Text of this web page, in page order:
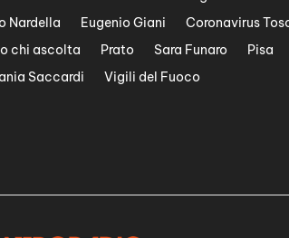
Nardella
Eugenio Giani Coronavirus
chi ascolta
Prato Sara Funaro Pisa
Saccardi
Vigili del Fuoco